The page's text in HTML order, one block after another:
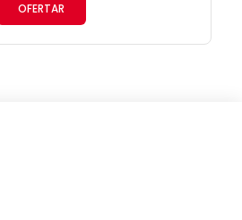
OFERTAR